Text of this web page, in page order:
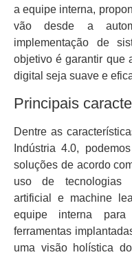
a equipe interna,
vão desde a
implementação de
objetivo é garantir que
digital seja suave e
Principais
Dentre as
Indústria 4.0,
soluções de acordo
uso de tecnologias
artificial e machine
equipe interna
ferramentas
uma visão holística